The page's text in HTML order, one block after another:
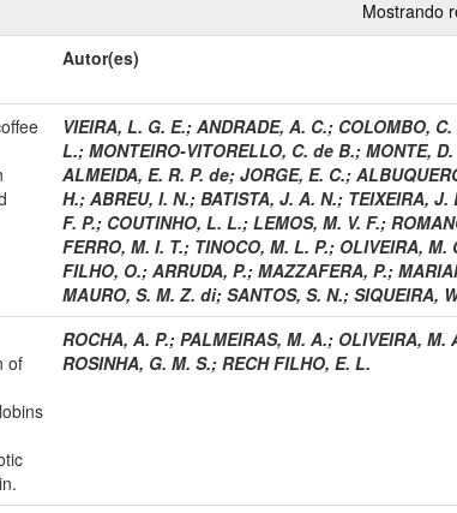
Mostrando
Autor(es)
VIEIRA, L. G. E.; ANDRADE, A. C.; COLOMBO, C.
L.; MONTEIRO-VITORELLO, C. de B.; MONTE, D.
ALMEIDA, E. R. P. de; JORGE, E. C.;
H.; ABREU, I. N.; BATISTA, J. A. N.; TEIXEIRA, J.
F. P.; COUTINHO, L. L.; LEMOS, M. V. F.;
FERRO, M. I. T.; TINOCO, M. L. P.; OLIVEIRA, M.
FILHO, O.; ARRUDA, P.; MAZZAFERA, P.;
MAURO, S. M. Z. di; SANTOS, S. N.; SIQUEIRA,
of
ROCHA, A. P.; PALMEIRAS, M. A.; OLIVEIRA, M.
ROSINHA, G. M. S.; RECH FILHO, E. L.